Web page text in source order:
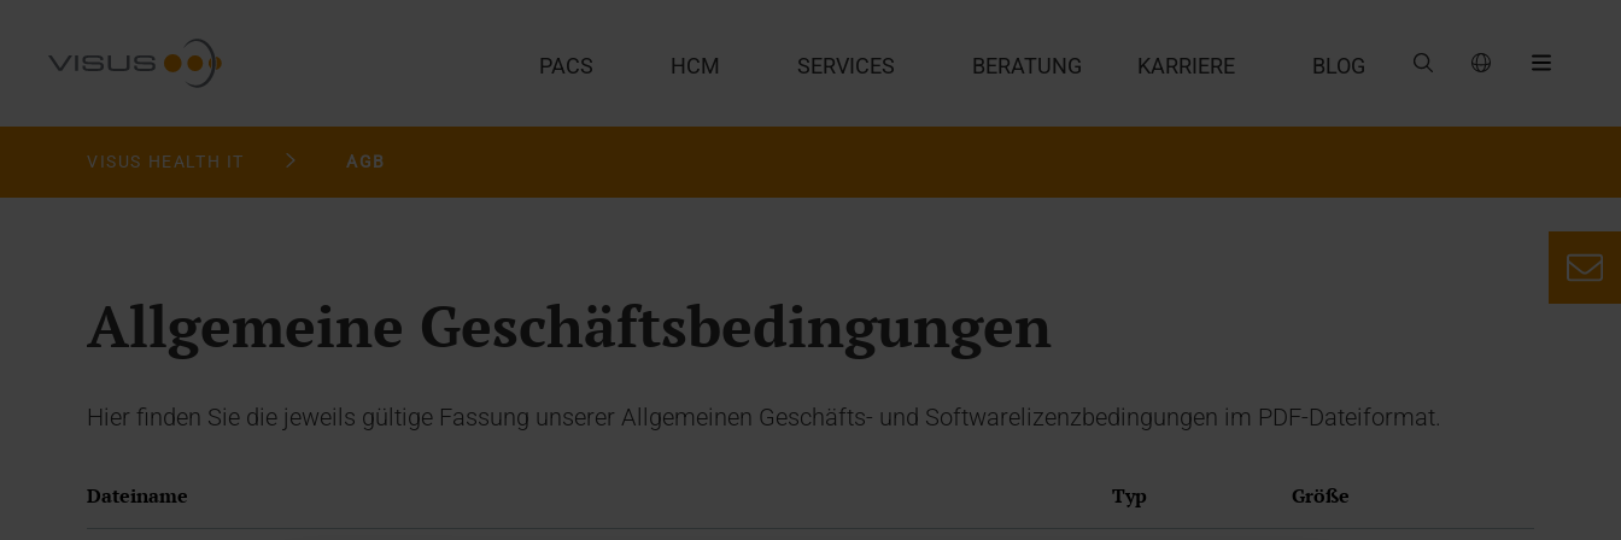
PACS HCM SERVICES BERATUNG KARRIERE BLOG
VISUS HEALTH IT AGB
Allgemeine Geschäftsbedingungen
Hier finden Sie die jeweils gültige Fassung unserer Allgemeinen Geschäfts- und Softwarelizenzbedingungen im PDF-Dateiformat.
Dateiname Typ Größe